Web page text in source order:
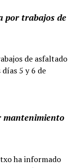
por trabajos de
de asfaltado
5 y 6 de
mantenimiento
ha informado